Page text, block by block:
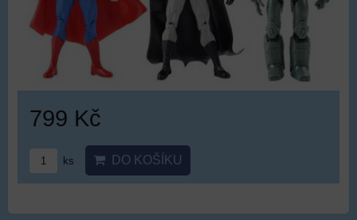
799 Kč
ks DO KOŠÍKU